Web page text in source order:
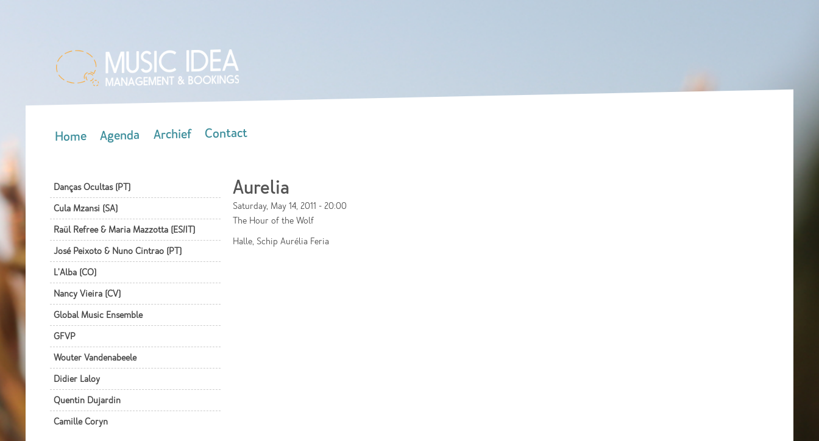
Home Agenda Archief Contact
Danças Ocultas (PT)
Cula Mzansi (SA)
Raül Refree & Maria Mazzotta (ES/IT)
José Peixoto & Nuno Cintrao (PT)
L'Alba (CO)
Nancy Vieira (CV)
Global Music Ensemble
GFVP
Wouter Vandenabeele
Didier Laloy
Quentin Dujardin
Camille Coryn
Aurelia
Saturday, May 14, 2011 - 20:00
The Hour of the Wolf
Halle, Schip Aurélia Feria